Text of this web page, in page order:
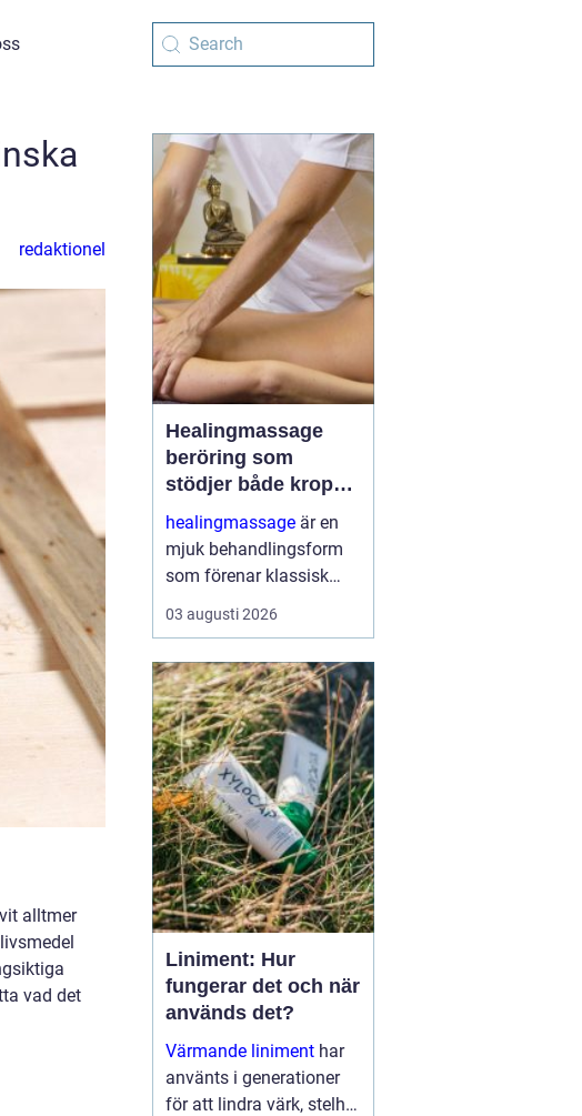
redaktionel
alltmer
vad det
Healingmassage
beröring som
stödjer både kropp
och sinne
healingmassage är en
mjuk behandlingsform
som förenar klassisk
massage med
energibaserad healing.
avslappning, lösa upp
spänningar och stödja
kroppens egen förmåga
till åt...
03 augusti 2026
Liniment: Hur
fungerar det och när
används det?
Värmande liniment har
använts i generationer
för att lindra värk, stelhet